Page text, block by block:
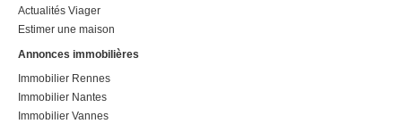
Actualités Viager
Estimer une maison
Annonces immobilières
Immobilier Rennes
Immobilier Nantes
Immobilier Vannes